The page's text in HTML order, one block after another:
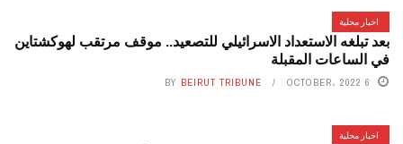
اخبار محلية
بعد تبلغه الاستعداد الاسرائيلي للتصعيد.. موقف مرتقب لهوكشتاين
في الساعات المقبلة
6 OCTOBER، 2022 BY BEIRUT TRIBUNE
اخبار محلية